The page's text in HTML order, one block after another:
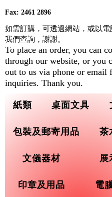
Fax: 2461 2896
紙類 桌面文具
包裝及郵寄用品 茶
文儀器材 展
印章及用品 電
如需訂購，可透過網站，或以
我們查詢， 謝謝。
To place an order, you can
through our website, or you
out to us via phone or email
inquiries. Thank you.